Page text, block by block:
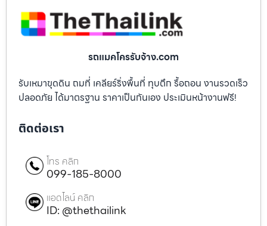
รถแมคโครรับจ้าง.com
รับเหมาขุดดิน ถมที่ เคลียร์ริ่งพื้นที่ ทุบตึก รื้อถอน งานรวดเร็ว
ปลอดภัย ได้มาตรฐาน ราคาเป็นกันเอง ประเมินหน้างานฟรี!
ติดต่อเรา
โทร คลิก
099-185-8000
แอดไลน์ คลิก
ID: @thethailink